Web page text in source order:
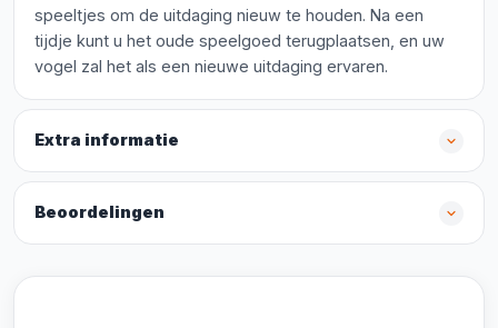
speeltjes om de uitdaging nieuw te houden. Na een
tijdje kunt u het oude speelgoed terugplaatsen, en uw
vogel zal het als een nieuwe uitdaging ervaren.
Extra informatie
Beoordelingen